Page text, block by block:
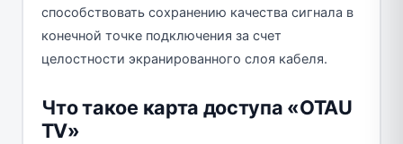
способствовать сохранению качества сигнала в
конечной точке подключения за счет
целостности экранированного слоя кабеля.
Что такое карта доступа «OTAU
TV»